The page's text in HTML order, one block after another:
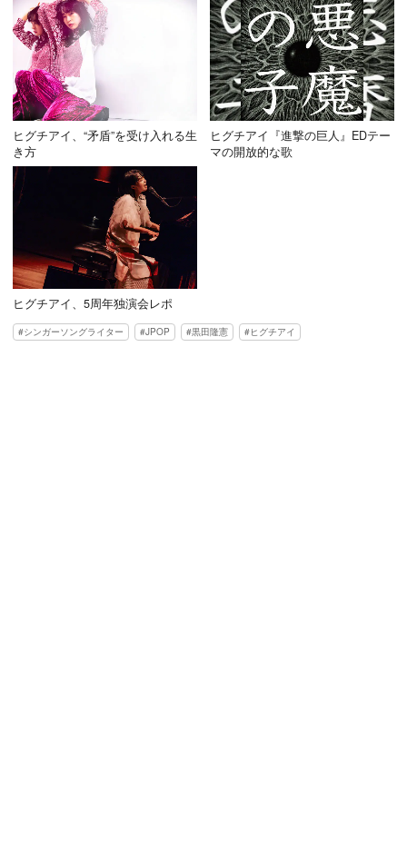
ヒグチアイ、“矛盾”を受け入れる生
き方
ヒグチアイ『進撃の巨人』EDテー
マの開放的な歌
ヒグチアイ、5周年独演会レポ
シンガーソングライター JPOP 黒田隆憲 ヒグチアイ